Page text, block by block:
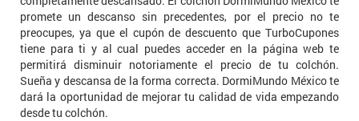
promete un descanso sin precedentes, por el precio no te
preocupes, ya que el cupón de descuento que TurboCupones
tiene para ti y al cual puedes acceder en la página web te
permitirá disminuir notoriamente el precio de tu colchón.
Sueña y descansa de la forma correcta. DormiMundo México te
dará la oportunidad de mejorar tu calidad de vida empezando
desde tu colchón.